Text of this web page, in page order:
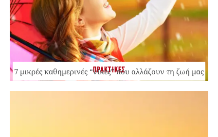
ΠΡΑΚΤΙΚΕΣ
7 μικρές καθημερινές “νίκες” που αλλάζουν τη ζωή μας